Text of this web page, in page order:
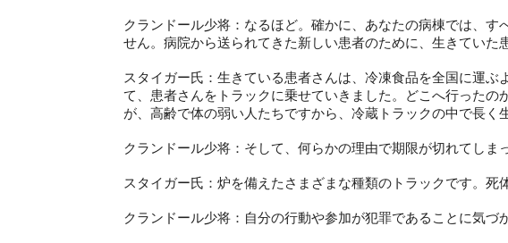
クランドール少将：なるほど。確かに、あなたの病棟では、す
せん。病院から送られてきた新しい患者のために、生きていた
スタイガー氏：生きている患者さんは、冷凍食品を全国に運ぶ
て、患者さんをトラックに乗せていきました。どこへ行ったの
が、高齢で体の弱い人たちですから、冷蔵トラックの中で長く
クランドール少将：そして、何らかの理由で期限が切れてしま
スタイガー氏：炉を備えたさまざまな種類のトラックです。死
クランドール少将：自分の行動や参加が犯罪であることに気づ